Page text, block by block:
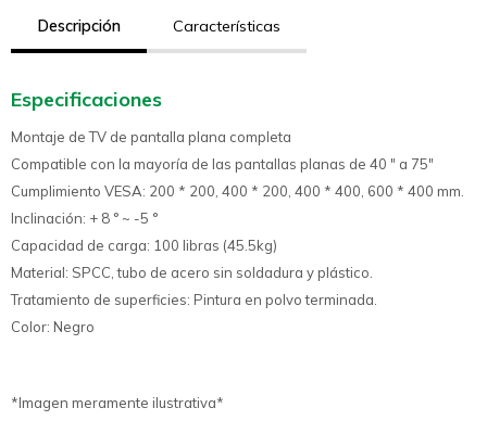
Descripción Características
Especificaciones
Montaje de TV de pantalla plana completa
Compatible con la mayoría de las pantallas planas de 40 " a 75"
Cumplimiento VESA: 200 * 200, 400 * 200, 400 * 400, 600 * 400 mm.
Inclinación: + 8 ° ~ -5 °
Capacidad de carga: 100 libras (45.5kg)
Material: SPCC, tubo de acero sin soldadura y plástico.
Tratamiento de superficies: Pintura en polvo terminada.
Color: Negro
*Imagen meramente ilustrativa*